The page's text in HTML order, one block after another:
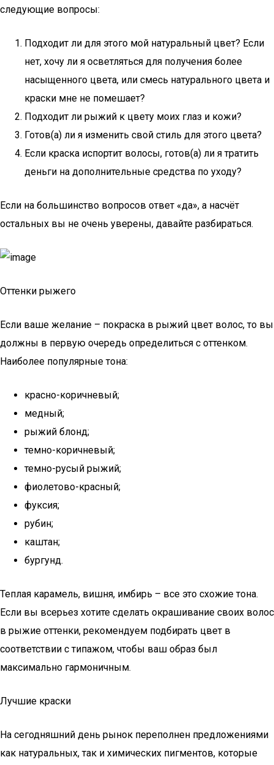
следующие вопросы:
Подходит ли для этого мой натуральный цвет? Если
нет, хочу ли я осветляться для получения более
насыщенного цвета, или смесь натурального цвета и
краски мне не помешает?
Подходит ли рыжий к цвету моих глаз и кожи?
Готов(а) ли я изменить свой стиль для этого цвета?
Если краска испортит волосы, готов(а) ли я тратить
деньги на дополнительные средства по уходу?
Если на большинство вопросов ответ «да», а насчёт
остальных вы не очень уверены, давайте разбираться.
Оттенки рыжего
Если ваше желание – покраска в рыжий цвет волос, то вы
должны в первую очередь определиться с оттенком.
Наиболее популярные тона:
красно-коричневый;
медный;
рыжий блонд;
темно-коричневый;
темно-русый рыжий;
фиолетово-красный;
фуксия;
рубин;
каштан;
бургунд.
Теплая карамель, вишня, имбирь – все это схожие тона.
Если вы всерьез хотите сделать окрашивание своих волос
в рыжие оттенки, рекомендуем подбирать цвет в
соответствии с типажом, чтобы ваш образ был
максимально гармоничным.
Лучшие краски
На сегодняшний день рынок переполнен предложениями
как натуральных, так и химических пигментов, которые